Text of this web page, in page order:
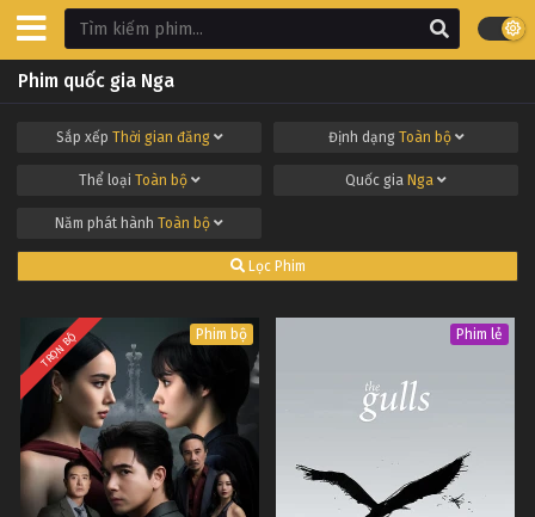
Phim quốc gia Nga
Sắp xếp Thời gian đăng Định dạng Toàn bộ
Thể loại Toàn bộ Quốc gia Nga
Năm phát hành Toàn bộ
Lọc Phim
TRỌN BỘ Phim bộ Phim lẻ